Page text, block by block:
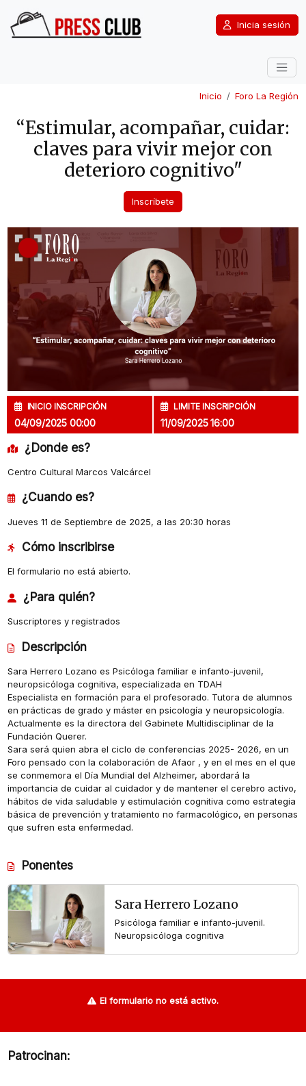
Inicia sesión
Inicio Foro La Región
“Estimular, acompañar, cuidar:
claves para vivir mejor con
deterioro cognitivo"
Inscríbete
INICIO INSCRIPCIÓN
04/09/2025 00:00
LIMITE INSCRIPCIÓN
11/09/2025 16:00
¿Donde es?
Centro Cultural Marcos Valcárcel
¿Cuando es?
Jueves 11 de Septiembre de 2025, a las 20:30 horas
Cómo inscribirse
El formulario no está abierto.
¿Para quién?
Suscriptores y registrados
Descripción
Sara Herrero Lozano es Psicóloga familiar e infanto-juvenil,
neuropsicóloga cognitiva, especializada en TDAH
Especialista en formación para el profesorado. Tutora de alumnos
en prácticas de grado y máster en psicología y neuropsicología.
Actualmente es la directora del Gabinete Multidisciplinar de la
Fundación Querer.
Sara será quien abra el ciclo de conferencias 2025- 2026, en un
Foro pensado con la colaboración de Afaor , y en el mes en el que
se conmemora el Día Mundial del Alzheimer, abordará la
importancia de cuidar al cuidador y de mantener el cerebro activo,
hábitos de vida saludable y estimulación cognitiva como estrategia
básica de prevención y tratamiento no farmacológico, en personas
que sufren esta enfermedad.
Ponentes
Sara Herrero Lozano
Psicóloga familiar e infanto-juvenil.
Neuropsicóloga cognitiva
El formulario no está activo.
Patrocinan: